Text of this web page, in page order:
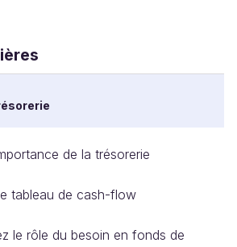
de la trésorerie
tableau de cash-flow
le rôle du besoin en fonds de